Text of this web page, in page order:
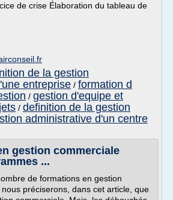
de crise Élaboration du tableau de
de la gestion
entreprise / formation d
/ gestion d'equipe et
/ definition de la gestion
administrative d'un centre
gestion commerciale
...
de formations en gestion
préciserons, dans cet article, que